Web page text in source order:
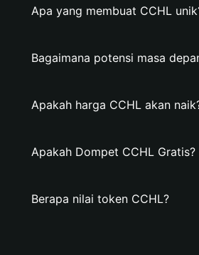
Apa yang membuat CCHL
Bagaimana potensi masa
Apakah harga CCHL akan
Apakah Dompet CCHL Gratis?
Berapa nilai token CCHL?